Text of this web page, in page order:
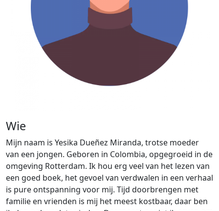
Wie
Mijn naam is Yesika Dueñez Miranda, trotse moeder
van een jongen. Geboren in Colombia, opgegroeid in de
omgeving Rotterdam. Ik hou erg veel van het lezen van
een goed boek, het gevoel van verdwalen in een verhaal
is pure ontspanning voor mij. Tijd doorbrengen met
familie en vrienden is mij het meest kostbaar, daar ben